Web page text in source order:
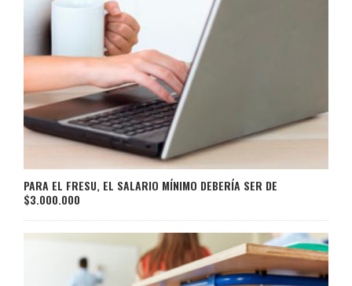
PARA EL FRESU, EL SALARIO MÍNIMO DEBERÍA SER DE
$3.000.000